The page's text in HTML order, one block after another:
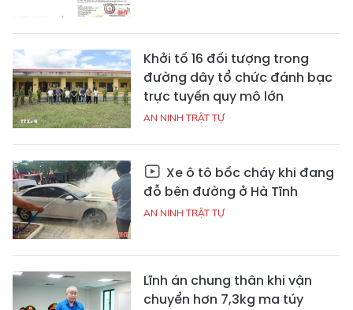
Khởi tố 16 đối tượng trong
đường dây tổ chức đánh bạc
trực tuyến quy mô lớn
AN NINH TRẬT TỰ
Xe ô tô bốc cháy khi đang
đỗ bên đường ở Hà Tĩnh
AN NINH TRẬT TỰ
Lĩnh án chung thân khi vận
chuyển hơn 7,3kg ma túy